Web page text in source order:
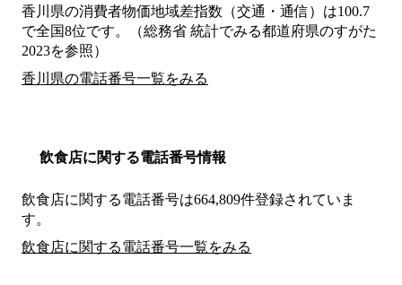
香川県の消費者物価地域差指数（交通・通信）は100.7
で全国8位です。（総務省 統計でみる都道府県のすがた
2023を参照）
香川県の電話番号一覧をみる
飲食店に関する電話番号情報
飲食店に関する電話番号は664,809件登録されていま
す。
飲食店に関する電話番号一覧をみる